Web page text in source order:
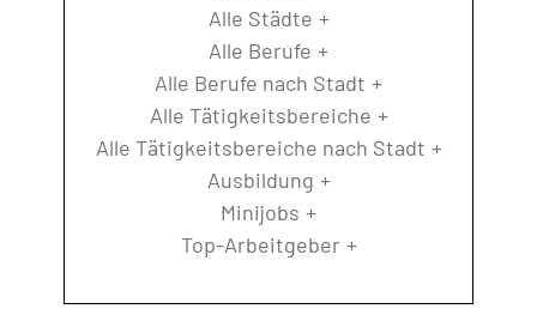
Alle Städte
Alle Berufe
Alle Berufe nach Stadt
Alle Tätigkeitsbereiche
Alle Tätigkeitsbereiche nach Stadt
Ausbildung
Minijobs
Top-Arbeitgeber